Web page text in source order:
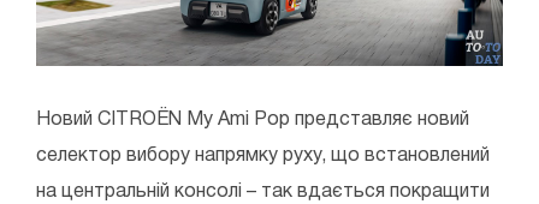
Новий CITROЁN My Ami Pop представляє новий
селектор вибору напрямку руху, що встановлений
на центральній консолі – так вдається покращити